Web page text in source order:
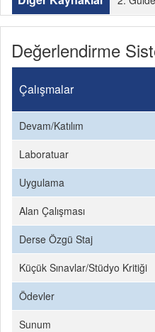
Değerlendirme
Çalışmalar
Devam/Katılım
Laboratuar
Uygulama
Alan Çalışması
Derse Özgü Staj
Küçük Sınavlar/Stüdyo Kritiği
Ödevler
Sunum